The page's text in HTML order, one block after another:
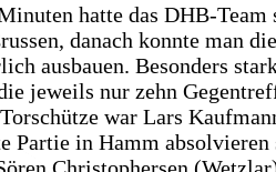
hatte das DHB-Team
danach konnte man
ausbauen. Besonders
jeweils nur zehn
war Lars
Partie in Hamm
Christophersen